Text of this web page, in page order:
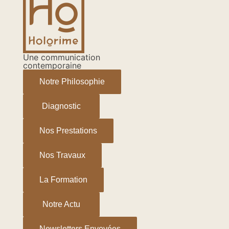
Une communication
contemporaine
Notre Philosophie
Diagnostic
Nos Prestations
Nos Travaux
La Formation
Notre Actu